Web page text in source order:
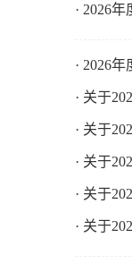
· 2026
· 2026
· 关于
· ​关于
· 关于
· 关于
· 关于